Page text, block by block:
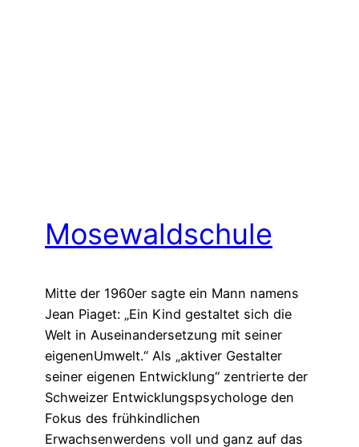
Mosewaldschule
Mitte der 1960er sagte ein Mann namens
Jean Piaget: „Ein Kind gestaltet sich die
Welt in Auseinandersetzung mit seiner
eigenenUmwelt.“ Als „aktiver Gestalter
seiner eigenen Entwicklung“ zentrierte der
Schweizer Entwicklungspsychologe den
Fokus des frühkindlichen
Erwachsenwerdens voll und ganz auf das